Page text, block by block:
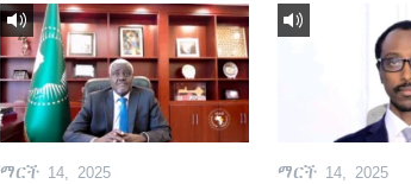
ማርች 14, 2025 ማርች 14, 2025